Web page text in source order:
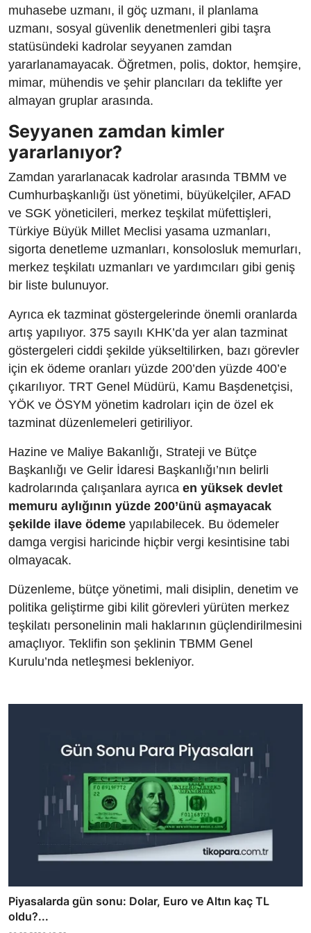
muhasebe uzmanı, il göç uzmanı, il planlama
uzmanı, sosyal güvenlik denetmenleri gibi taşra
statüsündeki kadrolar seyyanen zamdan
yararlanamayacak. Öğretmen, polis, doktor, hemşire,
mimar, mühendis ve şehir plancıları da teklifte yer
almayan gruplar arasında.
Seyyanen zamdan kimler
yararlanıyor?
Zamdan yararlanacak kadrolar arasında TBMM ve
Cumhurbaşkanlığı üst yönetimi, büyükelçiler, AFAD
ve SGK yöneticileri, merkez teşkilat müfettişleri,
Türkiye Büyük Millet Meclisi yasama uzmanları,
sigorta denetleme uzmanları, konsolosluk memurları,
merkez teşkilatı uzmanları ve yardımcıları gibi geniş
bir liste bulunuyor.
Ayrıca ek tazminat göstergelerinde önemli oranlarda
artış yapılıyor. 375 sayılı KHK’da yer alan tazminat
göstergeleri ciddi şekilde yükseltilirken, bazı görevler
için ek ödeme oranları yüzde 200’den yüzde 400’e
çıkarılıyor. TRT Genel Müdürü, Kamu Başdenetçisi,
YÖK ve ÖSYM yönetim kadroları için de özel ek
tazminat düzenlemeleri getiriliyor.
Hazine ve Maliye Bakanlığı, Strateji ve Bütçe
Başkanlığı ve Gelir İdaresi Başkanlığı’nın belirli
kadrolarında çalışanlara ayrıca en yüksek devlet
memuru aylığının yüzde 200’ünü aşmayacak
şekilde ilave ödeme yapılabilecek. Bu ödemeler
damga vergisi haricinde hiçbir vergi kesintisine tabi
olmayacak.
Düzenleme, bütçe yönetimi, mali disiplin, denetim ve
politika geliştirme gibi kilit görevleri yürüten merkez
teşkilatı personelinin mali haklarının güçlendirilmesini
amaçlıyor. Teklifin son şeklinin TBMM Genel
Kurulu’nda netleşmesi bekleniyor.
Piyasalarda gün sonu: Dolar, Euro ve Altın kaç TL
oldu?...